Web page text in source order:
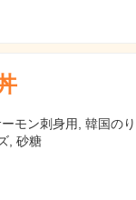
モン刺身用, 韓国の
, 砂糖